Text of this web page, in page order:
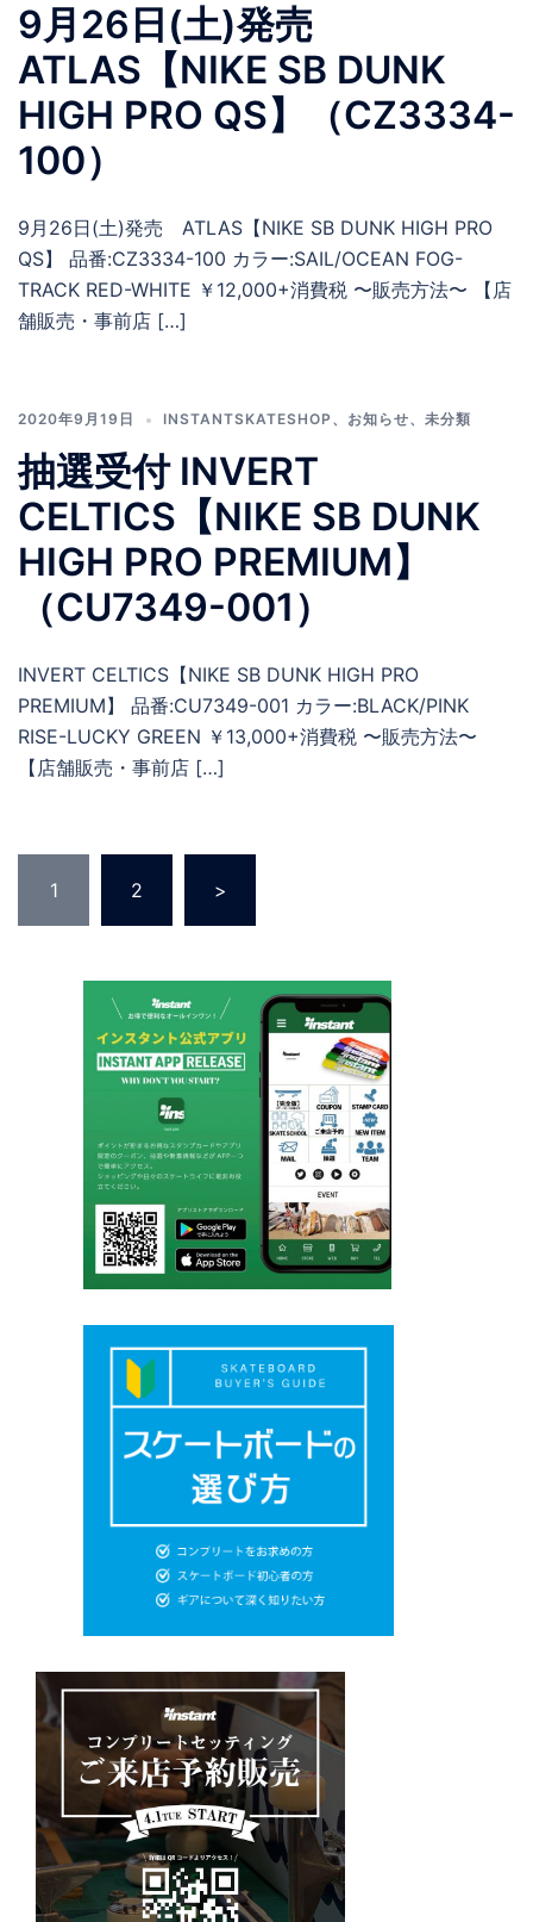
9月26日(土)発売
ATLAS【NIKE SB DUNK
HIGH PRO QS】（CZ3334-
100）
9月26日(土)発売 ATLAS【NIKE SB DUNK HIGH PRO
QS】 品番:CZ3334-100 カラー:SAIL/OCEAN FOG-
TRACK RED-WHITE ￥12,000+消費税 〜販売方法〜 【店
舗販売・事前店 […]
2020年9月19日 INSTANTSKATESHOP 、 お知らせ、 未分類
抽選受付 INVERT
CELTICS【NIKE SB DUNK
HIGH PRO PREMIUM】
（CU7349-001）
INVERT CELTICS【NIKE SB DUNK HIGH PRO
PREMIUM】 品番:CU7349-001 カラー:BLACK/PINK
RISE-LUCKY GREEN ￥13,000+消費税 〜販売方法〜
【店舗販売・事前店 […]
の
1 2 >